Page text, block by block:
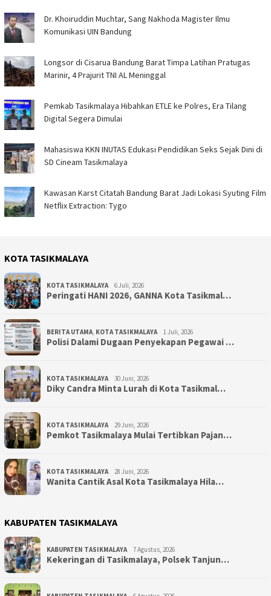
Dr. Khoiruddin Muchtar, Sang Nakhoda Magister Ilmu
Komunikasi UIN Bandung
Longsor di Cisarua Bandung Barat Timpa Latihan Pra­tugas
Marinir, 4 Prajurit TNI AL Meninggal
Pemkab Tasikmalaya Hibahkan ETLE ke Polres, Era Tilang
Digital Segera Dimulai
Mahasiswa KKN INUTAS Edukasi Pendidikan Seks Sejak Dini di
SD Cineam Tasikmalaya
Kawasan Karst Citatah Bandung Barat Jadi Lokasi Syuting Film
Netflix Extraction: Tygo
KOTA TASIKMALAYA
KOTA TASIKMALAYA 6 Juli, 2026
Peringati HANI 2026, GANNA Kota Tasikmal…
BERITA UTAMA KOTA TASIKMALAYA 1 Juli, 2026
Polisi Dalami Dugaan Penyekapan Pegawai …
KOTA TASIKMALAYA 30 Juni, 2026
Diky Candra Minta Lurah di Kota Tasikmal…
KOTA TASIKMALAYA 29 Juni, 2026
Pemkot Tasikmalaya Mulai Tertibkan Pajan…
KOTA TASIKMALAYA 28 Juni, 2026
Wanita Cantik Asal Kota Tasikmalaya Hila…
KABUPATEN TASIKMALAYA
KABUPATEN TASIKMALAYA 7 Agustus, 2026
Kekeringan di Tasikmalaya, Polsek Tanjun…